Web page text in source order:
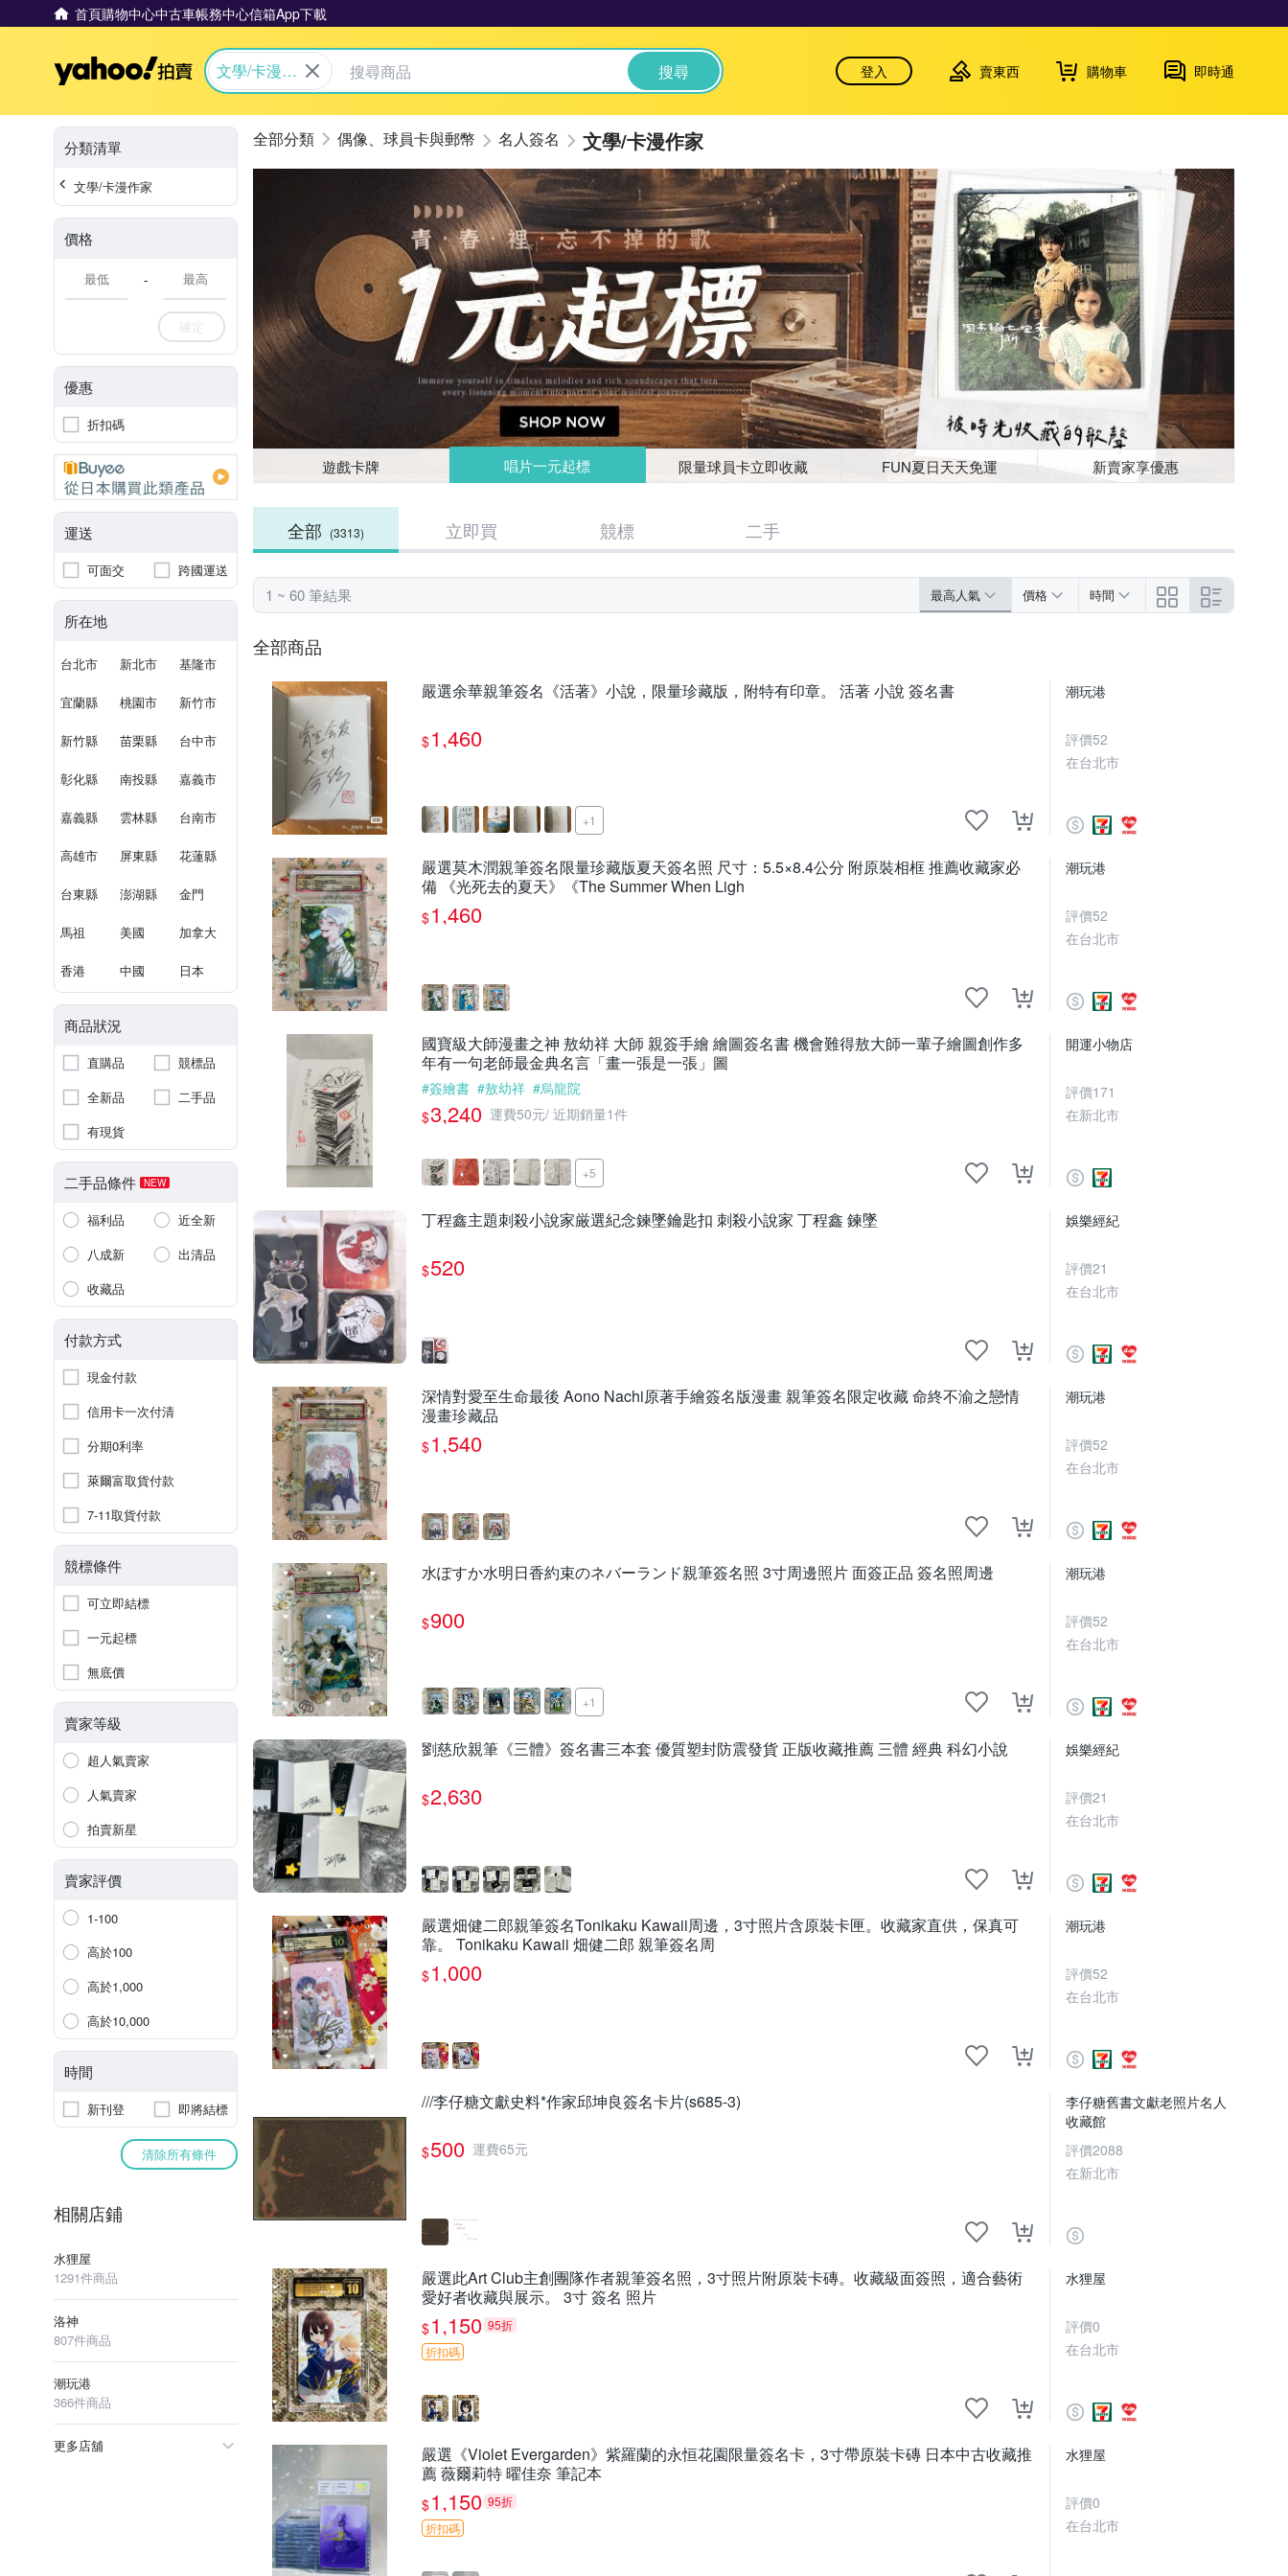
首頁購物中心中古車帳務中心信箱App下載
Yahoo拍賣
文學/卡漫作
搜尋 登入 賣東西 購物車 即時通
分類清單
文學/卡漫作家
價格
-
確定
優惠
折扣碼
運送
可面交 跨國運送
所在地
台北市 新北市 基隆市
宜蘭縣 桃園市 新竹市
新竹縣 苗栗縣 台中市
彰化縣 南投縣 嘉義市
嘉義縣 雲林縣 台南市
高雄市 屏東縣 花蓮縣
台東縣 澎湖縣 金門
馬祖 美國 加拿大
香港 中國 日本
商品狀況
直購品
競標品
全新品
二手品
有現貨
二手品條件 NEW
福利品
近全新
八成新
出清品
收藏品
付款方式
現金付款
信用卡一次付清
分期0利率
萊爾富取貨付款
7-11取貨付款
競標條件
可立即結標
一元起標
無底價
賣家等級
超人氣賣家
人氣賣家
拍賣新星
賣家評價
1-100
高於100
高於1,000
高於10,000
時間
新刊登 即將結標
清除所有條件
相關店鋪
水狸屋
1291件商品
洛神
807件商品
潮玩港
366件商品
更多店舖
偶像、球員卡與郵幣 名人簽名 文學/卡漫作家
遊戲卡牌 唱片一元起標 限量球員卡立即收藏 FUN夏日天天免運 新賣家享優惠
全部 (3313) 立即買 競標 二手
1 ~ 60 筆結果 最高人氣 價格 時間
全部商品
嚴選余華親筆簽名《活著》小說，限量珍藏版，附特有印章。 活著 小說 簽名書
$1,460
+1
潮玩港
評價52
在台北市
嚴選莫木潤親筆簽名限量珍藏版夏天簽名照 尺寸：5.5×8.4公分 附原裝相框 推薦收藏家必
備 《光死去的夏天》《The Summer When Ligh
$1,460
潮玩港
評價52
在台北市
國寶級大師漫畫之神 敖幼祥 大師 親簽手繪 繪圖簽名書 機會難得敖大師一輩子繪圖創作多
年有一句老師最金典名言「畫一張是一張」圖
#簽繪書 #敖幼祥 #烏龍院
$3,240 運費50元/ 近期銷量1件
+5
開運小物店
評價171
在新北市
丁程鑫主題刺殺小說家厳選紀念鍊墜鑰匙扣 刺殺小說家 丁程鑫 鍊墜
$520
娛樂經紀
評價21
在台北市
深情對愛至生命最後 Aono Nachi原著手繪簽名版漫畫 親筆簽名限定收藏 命終不渝之戀情
漫畫珍藏品
$1,540
潮玩港
評價52
在台北市
水ぽすか水明日香約束のネバーランド親筆簽名照 3寸周邊照片 面簽正品 簽名照周邊
$900
+1
潮玩港
評價52
在台北市
劉慈欣親筆《三體》簽名書三本套 優質塑封防震發貨 正版收藏推薦 三體 經典 科幻小說
$2,630
娛樂經紀
評價21
在台北市
嚴選畑健二郎親筆簽名Tonikaku Kawaii周邊，3寸照片含原裝卡匣。收藏家直供，保真可
靠。 Tonikaku Kawaii 畑健二郎 親筆簽名周
$1,000
潮玩港
評價52
在台北市
///李仔糖文獻史料*作家邱坤良簽名卡片(s685-3)
$500 運費65元
李仔糖舊書文獻老照片名人
收藏館
評價2088
在新北市
嚴選此Art Club主創團隊作者親筆簽名照，3寸照片附原裝卡磚。收藏級面簽照，適合藝術
愛好者收藏與展示。 3寸 簽名 照片
$1,150 95折
折扣碼
水狸屋
評價0
在台北市
嚴選《Violet Evergarden》紫羅蘭的永恒花園限量簽名卡，3寸帶原裝卡磚 日本中古收藏推
薦 薇爾莉特 曜佳奈 筆記本
$1,150 95折
折扣碼
水狸屋
評價0
在台北市